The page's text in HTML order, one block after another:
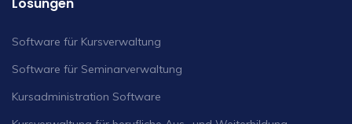
Lösungen
Software für Kursverwaltung
Software für Seminarverwaltung
Kursadministration Software